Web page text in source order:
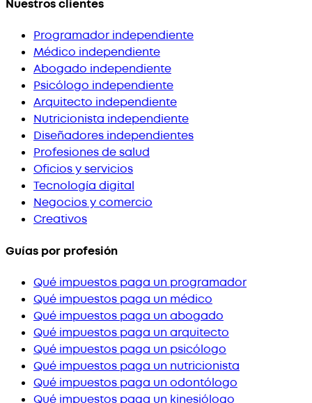
Nuestros clientes
Programador independiente
Médico independiente
Abogado independiente
Psicólogo independiente
Arquitecto independiente
Nutricionista independiente
Diseñadores independientes
Profesiones de salud
Oficios y servicios
Tecnología digital
Negocios y comercio
Creativos
Guías por profesión
Qué impuestos paga un programador
Qué impuestos paga un médico
Qué impuestos paga un abogado
Qué impuestos paga un arquitecto
Qué impuestos paga un psicólogo
Qué impuestos paga un nutricionista
Qué impuestos paga un odontólogo
Qué impuestos paga un kinesiólogo